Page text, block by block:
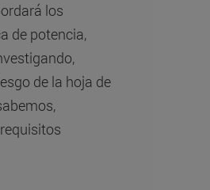
los
de potencia,
de la hoja de